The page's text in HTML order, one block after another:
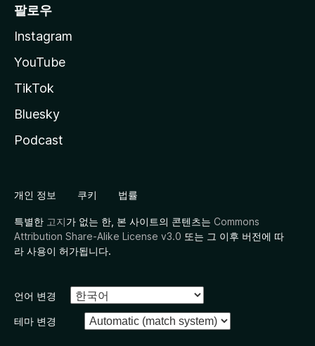
팔로우
Instagram
YouTube
TikTok
Bluesky
Podcast
개인 정보 쿠키 법률
특별한 고지가 없는 한, 본 사이트의 콘텐츠는 Commons
Attribution Share-Alike License v3.0 또는 그 이후 버전에 따
라 사용이 허가됩니다.
언어 변경
테마 변경